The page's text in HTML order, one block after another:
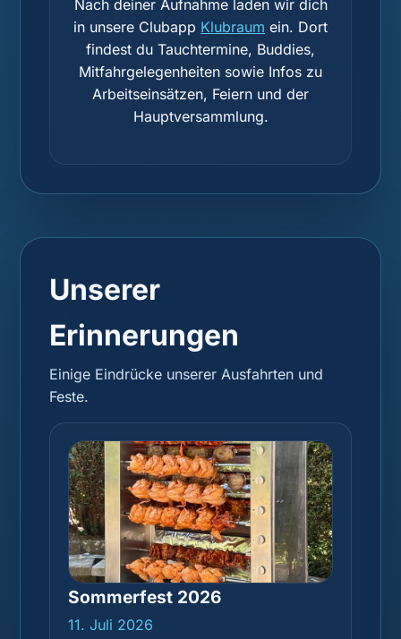
Nach deiner Aufnahme laden wir dich
in unsere Clubapp Klubraum ein. Dort
findest du Tauchtermine, Buddies,
Mitfahrgelegenheiten sowie Infos zu
Arbeitseinsätzen, Feiern und der
Hauptversammlung.
Unserer
Erinnerungen
Einige Eindrücke unserer Ausfahrten und
Feste.
Sommerfest 2026
11. Juli 2026